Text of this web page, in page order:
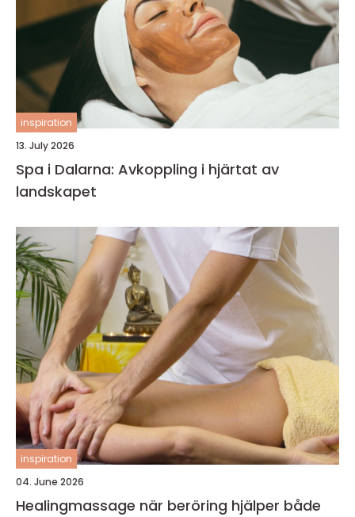
inspiration
13. July 2026
Spa i Dalarna: Avkoppling i hjärtat av
landskapet
inspiration
04. June 2026
Healingmassage när beröring hjälper både